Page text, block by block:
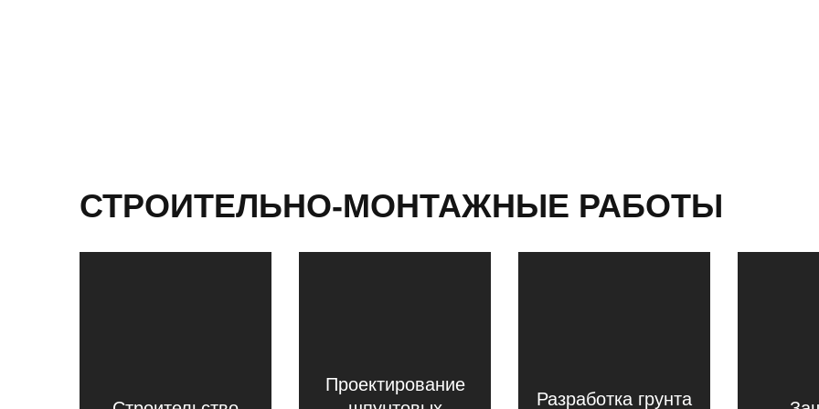
СТРОИТЕЛЬНО-МОНТАЖНЫЕ РАБОТЫ
Проектирование
Разработка грунта